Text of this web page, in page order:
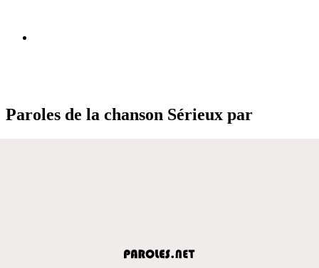
Paroles de la chanson Sérieux par